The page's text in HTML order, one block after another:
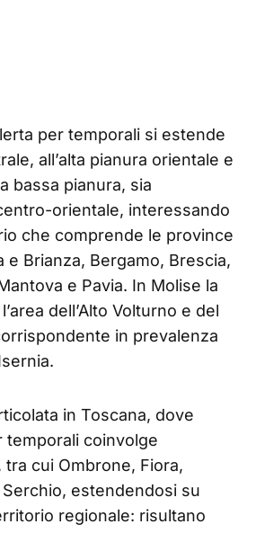
per temporali si estende
all’alta pianura orientale e
bassa pianura, sia
orientale, interessando
che comprende le province
e Brianza, Bergamo, Brescia,
e Pavia. In Molise la
dell’Alto Volturno e del
in prevalenza
in Toscana, dove
temporali coinvolge
cui Ombrone, Fiora,
estendendosi su
regionale: risultano